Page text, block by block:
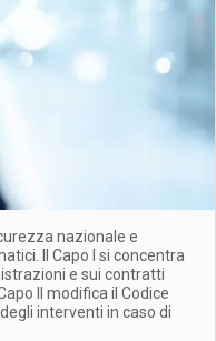
nazionale e
Il Capo I si concentra
e sui contratti
II modifica il Codice
interventi in caso di